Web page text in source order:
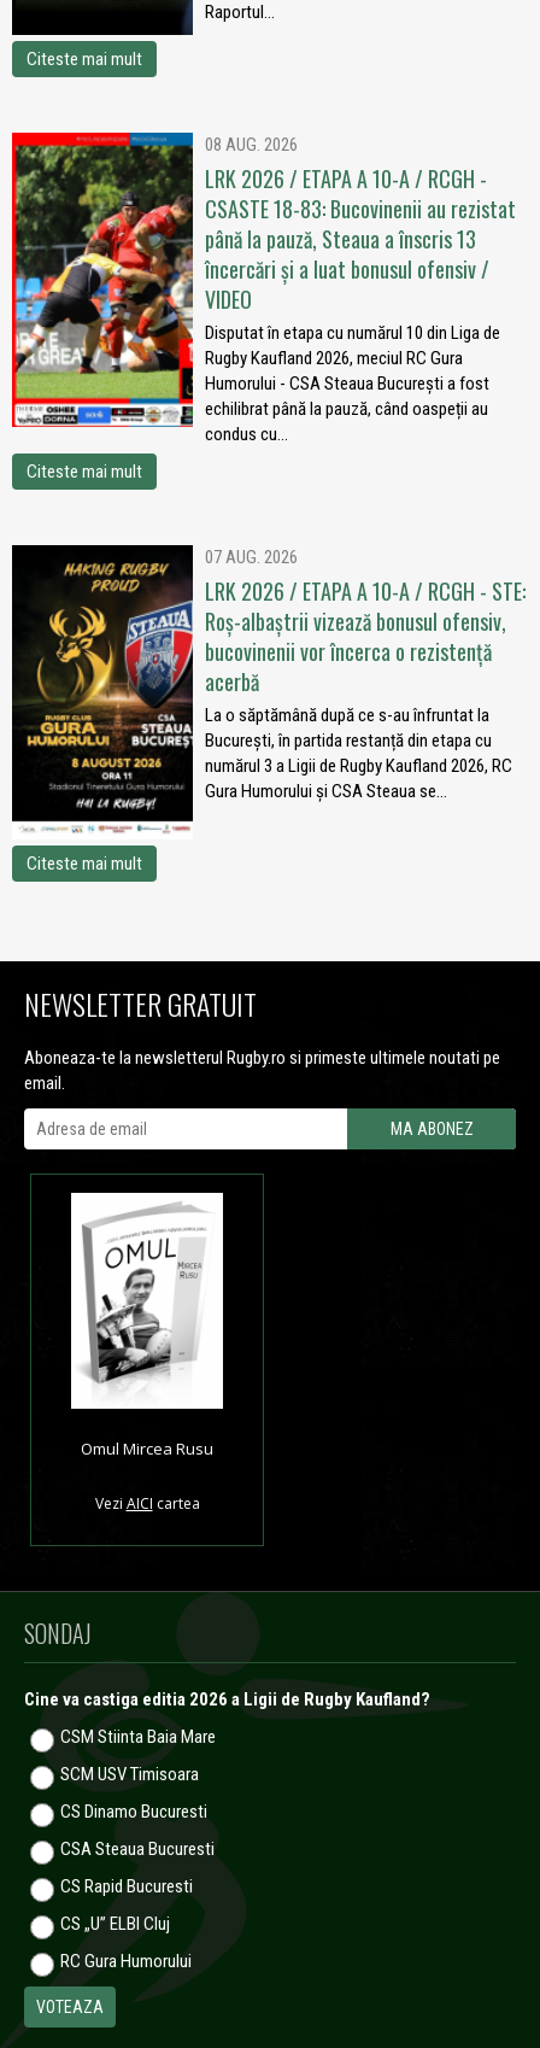
Raportul...
Citeste mai mult
08 AUG. 2026
LRK 2026 / ETAPA A 10-A / RCGH -
CSASTE 18-83: Bucovinenii au rezistat
până la pauză, Steaua a înscris 13
încercări și a luat bonusul ofensiv /
VIDEO
Disputat în etapa cu numărul 10 din Liga de
Rugby Kaufland 2026, meciul RC Gura
Humorului - CSA Steaua București a fost
echilibrat până la pauză, când oaspeții au
condus cu...
Citeste mai mult
07 AUG. 2026
LRK 2026 / ETAPA A 10-A / RCGH - STE:
Roș-albaștrii vizează bonusul ofensiv,
bucovinenii vor încerca o rezistență
acerbă
La o săptămână după ce s-au înfruntat la
București, în partida restanță din etapa cu
numărul 3 a Ligii de Rugby Kaufland 2026, RC
Gura Humorului și CSA Steaua se...
Citeste mai mult
NEWSLETTER GRATUIT
Aboneaza-te la newsletterul Rugby.ro si primeste ultimele noutati pe
email.
Omul Mircea Rusu
Vezi AICI cartea
SONDAJ
Cine va castiga editia 2026 a Ligii de Rugby Kaufland?
CSM Stiinta Baia Mare
SCM USV Timisoara
CS Dinamo Bucuresti
CSA Steaua Bucuresti
CS Rapid Bucuresti
CS „U” ELBI Cluj
RC Gura Humorului